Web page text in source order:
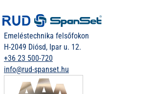
Emeléstechnika felsőfokon
H-2049 Diósd, Ipar u. 12.
+36 23 500-720
info@rud-spanset.hu